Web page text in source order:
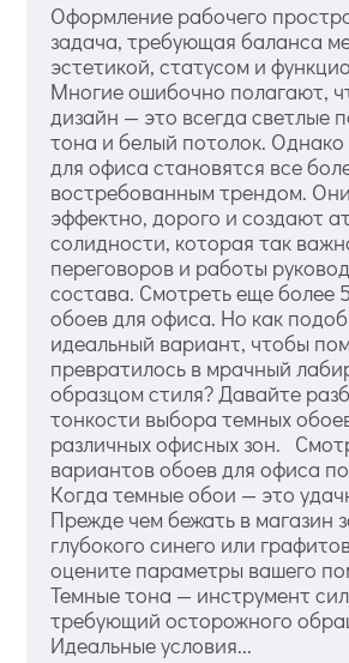
Оформление рабочего
задача, требующая баланса
эстетикой, статусом и
Многие ошибочно полагают,
дизайн — это всегда светлые
тона и белый потолок.
для офиса становятся все
востребованным трендом.
эффектно, дорого и создают
солидности, которая так
переговоров и работы
состава. Смотреть еще более
обоев для офиса. Но как
идеальный вариант, чтобы
превратилось в мрачный
образцом стиля? Давайте
тонкости выбора темных
различных офисных зон.
вариантов обоев для офиса
Когда темные обои — это
Прежде чем бежать в магазин
глубокого синего или
оцените параметры вашего
Темные тона — инструмент
требующий осторожного
Идеальные условия...